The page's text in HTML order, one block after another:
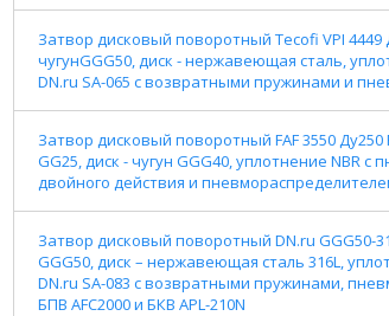
Затвор дисковый поворотный Tecofi VPI
чугунGGG50, диск - нержавеющая сталь,
DN.ru SA-065 с возвратными пружинами и
Затвор дисковый поворотный FAF 3550
GG25, диск - чугун GGG40, уплотнение NBR
двойного действия и
Затвор дисковый поворотный DN.ru GGG50-
GGG50, диск – нержавеющая сталь 316L,
DN.ru SA-083 с возвратными пружинами,
БПВ AFC2000 и БКВ APL-210N